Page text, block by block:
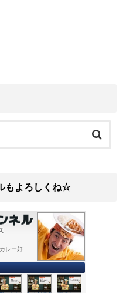
もよろしくね☆